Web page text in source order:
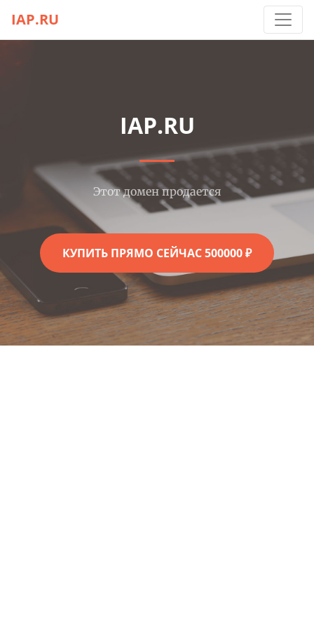
IAP.RU
IAP.RU
Этот домен продается
КУПИТЬ ПРЯМО СЕЙЧАС 500000 ₽